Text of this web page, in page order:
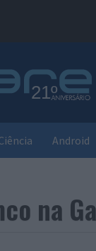
Android
na